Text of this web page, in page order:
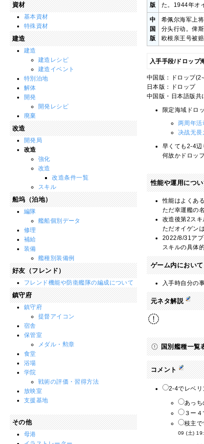
版
た。1944年オ
中
国
版
希佩尔海军上
分头行动。俾
欧根亲王号被
入手手段/ドロップ
中国版：ドロップ
日本版：ドロップ
中国版・日本語版共
限定海域ドロ
两周年活
决战无畏
早くても2-4辺
何故かドロッ
性能や運用につ
性能はよくあ
ただ幸運艦の
改造後第2ス
ただオイゲン
2022/8/31アプ
スキルの具体
ゲーム内におい
入手時自分の
元ネタ解説
国別艦種一覧
コメント
2-4でレベリ
あっ
３ー
枝主
09 (土)
資材
基本資材
特殊資材
建造
建造
建造レシピ
建造イベント
特別泊地
解体
開発
開発レシピ
廃棄
改造
開発局
改造
強化
改造
改造条件一覧
スキル
船坞（泊地）
編隊
艦船個別データ
修理
補給
装備
艦種別装備例
好友（フレンド）
フレンド機能や防衛艦隊の編成について
鎮守府
鎮守府
提督アイコン
宿舎
保管室
メダル・勲章
食堂
浴場
学院
戦術の評価・習得方法
放映室
支援基地
その他
母港